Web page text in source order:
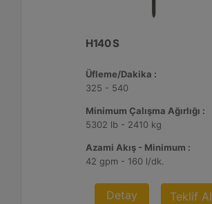
H140 S
Üfleme/Dakika :
325 - 540
Minimum Çalışma Ağırlığı :
5302 lb - 2410 kg
Azami Akış - Minimum :
42 gpm - 160 l/dk.
Detay Teklif Al